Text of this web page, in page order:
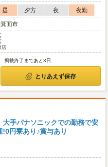
昼 夕方 夜
夜勤
面市
店
掲載終了まであと3日
とりあえず保存
大手パナソニックでの勤務で安
円寮あり♪賞与あり